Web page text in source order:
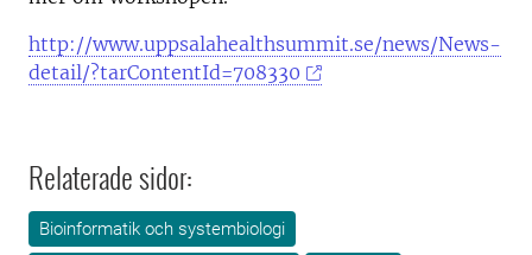
http://www.uppsalahealthsummit.se/news/News-
detail/?tarContentId=708330
Relaterade sidor:
Bioinformatik och systembiologi